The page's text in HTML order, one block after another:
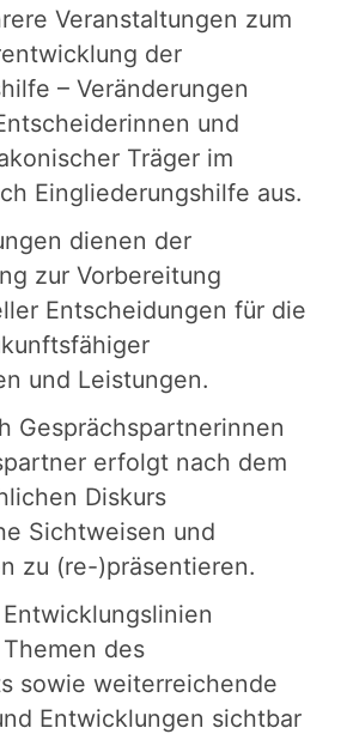
Veranstaltungen zum
der
– Veränderungen
und
Träger im
Eingliederungshilfe aus.
dienen der
zur Vorbereitung
Entscheidungen für die
und Leistungen.
Gesprächspartnerinnen
erfolgt nach dem
Diskurs
Sichtweisen und
zu (re-)präsentieren.
Themen des
sowie weiterreichende
Entwicklungen sichtbar